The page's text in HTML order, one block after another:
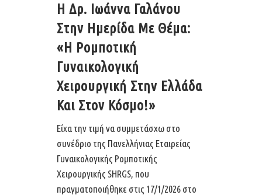
Η Δρ. Ιωάννα Γαλάνου
Στην Ημερίδα Με Θέμα:
«Η Ρομποτική
Γυναικολογική
Χειρουργική Στην Ελλάδα
Και Στον Κόσμο!»
Είχα την τιμή να συμμετάσχω στο
συνέδριο της Πανελλήνιας Εταιρείας
Γυναικολογικής Ρομποτικής
Χειρουργικής SHRGS, που
πραγματοποιήθηκε στις 17/1/2026 στο